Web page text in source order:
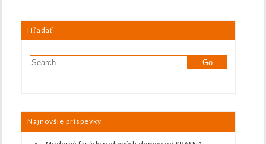
Hľadať
Najnovšie príspevky